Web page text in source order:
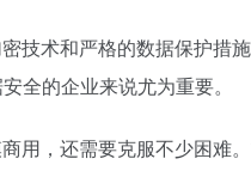
技术和严格的数据保护措
全的企业来说尤为重要。
用，还需要克服不少困难